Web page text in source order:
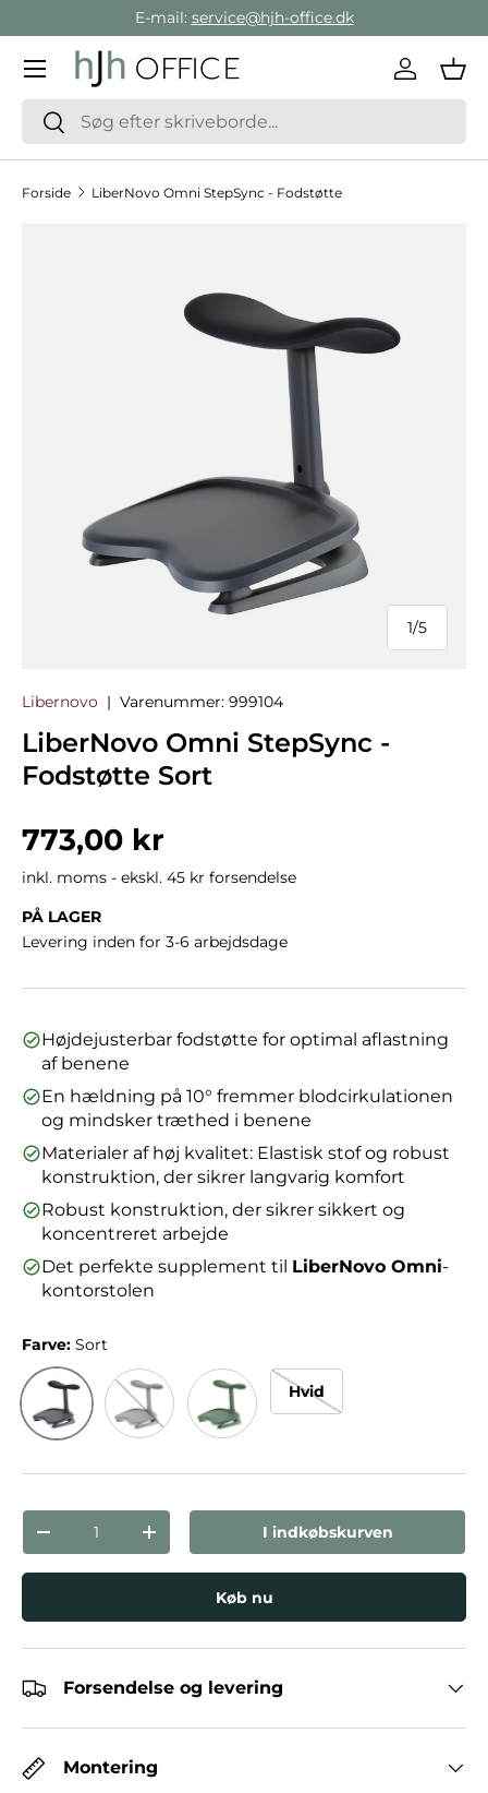
Gå direkte til indholdet
E-mail: service@hjh-office.dk
SøgSøg
Log ind
Menu
Forside LiberNovo Omni StepSync - Fodstøtte
1/
af
5
Libernovo | Varenummer: 999104
LiberNovo Omni StepSync -
Fodstøtte Sort
Normalpris
773,00 kr
inkl. moms - ekskl. 45 kr forsendelse
PÅ LAGER
Levering inden for 3-6 arbejdsdage
Højdejusterbar fodstøtte for optimal aflastning
af benene
En hældning på 10° fremmer blodcirkulationen
og mindsker træthed i benene
Materialer af høj kvalitet: Elastisk stof og robust
konstruktion, der sikrer langvarig komfort
Robust konstruktion, der sikrer sikkert og
koncentreret arbejde
Det perfekte supplement til LiberNovo Omni-
kontorstolen
Farve: Sort
Hvid
Antal
Reducer mængdenForøg mængdenI indkøbskurven
Køb nu
Forsendelse og levering
Montering